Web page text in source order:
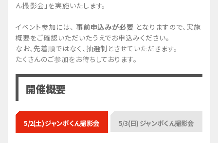
ん撮影会」を実施いたします。
イベント参加には、 事前申込みが必要 となりますので、実施
概要をご確認いただいたうえでお申込みください。
なお、先着順ではなく、抽選制とさせていただきます。
たくさんのご参加をお待ちしております。
開催概要
5/2(土) ジャンボくん撮影会 5/3(日) ジャンボくん撮影会